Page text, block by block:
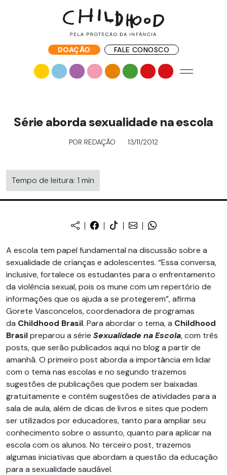
DOAÇÃO FALE CONOSCO
Série aborda sexualidade na escola
POR REDAÇÃO 13/11/2012
Tempo de leitura: 1 min
A escola tem papel fundamental na discussão sobre a
sexualidade de crianças e adolescentes. “Essa conversa,
inclusive, fortalece os estudantes para o enfrentamento
da violência sexual, pois os mune com um repertório de
informações que os ajuda a se protegerem”, afirma
Gorete Vasconcelos, coordenadora de programas
da Childhood Brasil. Para abordar o tema, a Childhood
Brasilpreparou a série Sexualidade na Escola, com três
posts, que serão publicados aqui no blog a partir de
amanhã. O primeiro post aborda a importância em lidar
com o tema nas escolas e no segundo trazemos
sugestões de publicações que podem ser baixadas
gratuitamente e contêm sugestões de atividades para a
sala de aula, além de dicas de livros e sites que podem
ser utilizados por educadores, tanto para ampliar seu
conhecimento sobre o assunto, quanto para aplicar na
escola com os alunos. No terceiro post, trazemos
algumas iniciativas que abordam a questão da educação
para a sexualidade saudável.